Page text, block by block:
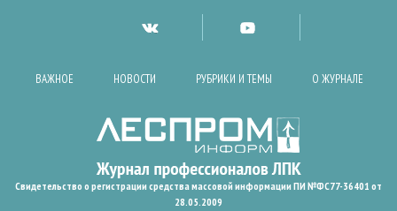
ВАЖНОЕ НОВОСТИ РУБРИКИ И ТЕМЫ О ЖУРНАЛЕ
Свидетельство о регистрации средства массовой информации ПИ №ФС77-36401 от
28.05.2009